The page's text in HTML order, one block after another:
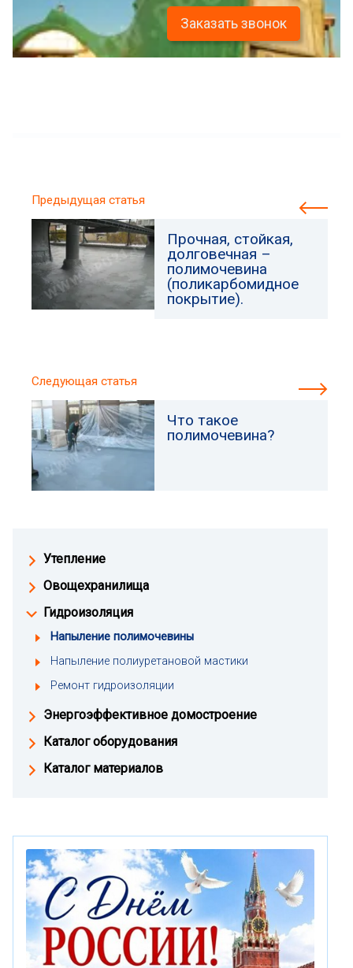
Заказать звонок
Утепление
Овощехранилища
Гидроизоляция
Напыление полимочевины
Напыление полиуретановой мастики
Ремонт гидроизоляции
Энергоэффективное домостроение
Каталог оборудования
Каталог материалов
Предыдущая статья
Прочная, стойкая,
долговечная –
полимочевина
(поликарбомидное
покрытие).
Следующая статья
Что такое
полимочевина?